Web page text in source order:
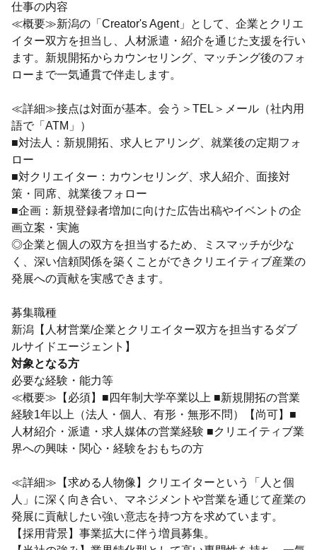
仕事の内容
≪概要≫新潟の「Creator's Agent」として、企業とクリエ
イター双方を担当し、人材派遣・紹介を通じた支援を行い
ます。新規開拓からカウンセリング、マッチング後のフォ
ローまで一気通貫で伴走します。
≪詳細≫接点は対面が基本。会う＞TEL＞メール（社内用
語で「ATM」）
■対法人：新規開拓、求人ヒアリング、就業後の定期フォ
ロー
■対クリエイター：カウンセリング、求人紹介、面接対
策・同席、就業後フォロー
■企画：新規登録者増加に向けた広告出稿やイベントの企
画立案・実施
◎企業と個人の双方を担当するため、ミスマッチが少な
く、深い信頼関係を築くことができクリエイティブ産業の
発展への貢献を実感できます。
募集職種
新潟【人材営業/企業とクリエイター双方を担当するダブ
ルサイドエージェント】
対象となる方
必要な経験・能力等
≪概要≫【必須】■四年制大学卒業以上 ■新規開拓の営業
経験1年以上（法人・個人、有形・無形不問）【尚可】■
人材紹介・派遣・求人媒体の営業経験 ■クリエイティブ業
界への興味・関心・経験をおもちの方
≪詳細≫【求める人物像】クリエイターという「人と個
人」に深く向き合い、マネジメントや営業を通じて産業の
発展に貢献したい強い意志を持つ方を求めています。
【採用背景】事業拡大に伴う増員募集。